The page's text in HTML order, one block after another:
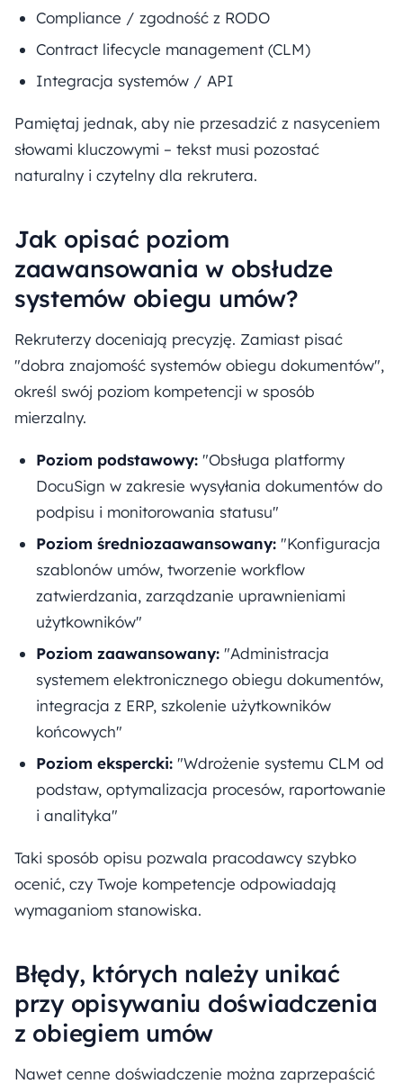
Compliance / zgodność z RODO
Contract lifecycle management (CLM)
Integracja systemów / API
Pamiętaj jednak, aby nie przesadzić z nasyceniem
słowami kluczowymi – tekst musi pozostać
naturalny i czytelny dla rekrutera.
Jak opisać poziom
zaawansowania w obsłudze
systemów obiegu umów?
Rekruterzy doceniają precyzję. Zamiast pisać
"dobra znajomość systemów obiegu dokumentów",
określ swój poziom kompetencji w sposób
mierzalny.
Poziom podstawowy: "Obsługa platformy
DocuSign w zakresie wysyłania dokumentów do
podpisu i monitorowania statusu"
Poziom średniozaawansowany: "Konfiguracja
szablonów umów, tworzenie workflow
zatwierdzania, zarządzanie uprawnieniami
użytkowników"
Poziom zaawansowany: "Administracja
systemem elektronicznego obiegu dokumentów,
integracja z ERP, szkolenie użytkowników
końcowych"
Poziom ekspercki: "Wdrożenie systemu CLM od
podstaw, optymalizacja procesów, raportowanie
i analityka"
Taki sposób opisu pozwala pracodawcy szybko
ocenić, czy Twoje kompetencje odpowiadają
wymaganiom stanowiska.
Błędy, których należy unikać
przy opisywaniu doświadczenia
z obiegiem umów
Nawet cenne doświadczenie można zaprzepaścić